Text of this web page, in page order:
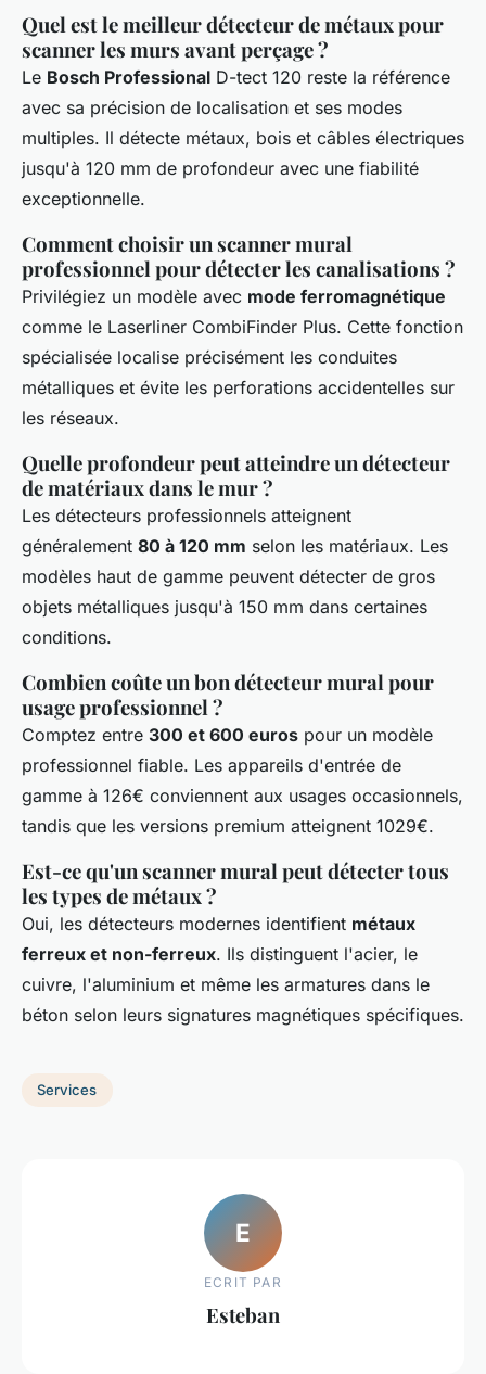
Quel est le meilleur détecteur de métaux pour
scanner les murs avant perçage ?
Le Bosch Professional D-tect 120 reste la référence
avec sa précision de localisation et ses modes
multiples. Il détecte métaux, bois et câbles électriques
jusqu'à 120 mm de profondeur avec une fiabilité
exceptionnelle.
Comment choisir un scanner mural
professionnel pour détecter les canalisations ?
Privilégiez un modèle avec mode ferromagnétique
comme le Laserliner CombiFinder Plus. Cette fonction
spécialisée localise précisément les conduites
métalliques et évite les perforations accidentelles sur
les réseaux.
Quelle profondeur peut atteindre un détecteur
de matériaux dans le mur ?
Les détecteurs professionnels atteignent
généralement 80 à 120 mm selon les matériaux. Les
modèles haut de gamme peuvent détecter de gros
objets métalliques jusqu'à 150 mm dans certaines
conditions.
Combien coûte un bon détecteur mural pour
usage professionnel ?
Comptez entre 300 et 600 euros pour un modèle
professionnel fiable. Les appareils d'entrée de
gamme à 126€ conviennent aux usages occasionnels,
tandis que les versions premium atteignent 1029€.
Est-ce qu'un scanner mural peut détecter tous
les types de métaux ?
Oui, les détecteurs modernes identifient métaux
ferreux et non-ferreux. Ils distinguent l'acier, le
cuivre, l'aluminium et même les armatures dans le
béton selon leurs signatures magnétiques spécifiques.
Services
E
ECRIT PAR
Esteban